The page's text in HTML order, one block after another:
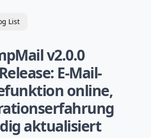
List
v2.0.0
E-Mail-
online,
aktualisiert